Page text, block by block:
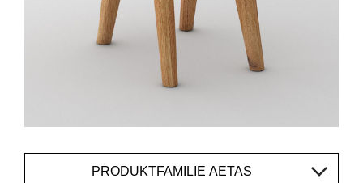
PRODUKTFAMILIE AETAS